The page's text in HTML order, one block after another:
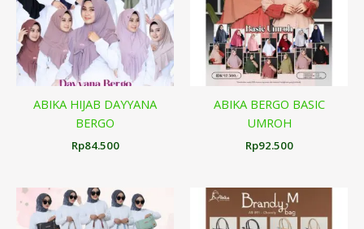
ABIKA HIJAB DAYYANA
BERGO
Rp84.500
ABIKA BERGO BASIC
UMROH
Rp92.500